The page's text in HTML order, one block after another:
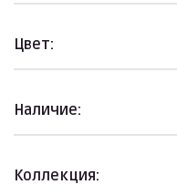
Цвет:
Наличие:
Коллекция: